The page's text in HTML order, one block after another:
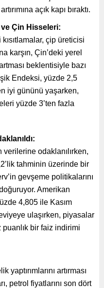
açık kapı bıraktı.
ve Çin Hisseleri:
çip üreticisi
karşın, Çin’deki yerel
beklentisiyle bazı
Endeksi, yüzde 2,5
iyi gününü yaşarken,
yüzde 3’ten fazla
odaklanılırken,
tahminin üzerinde bir
gevşeme politikalarını
Amerikan
4,805 ile Kasım
ulaşırken, piyasalar
puanlık bir faiz indirimi
yaptırımlarını artırması
petrol fiyatlarını son dört